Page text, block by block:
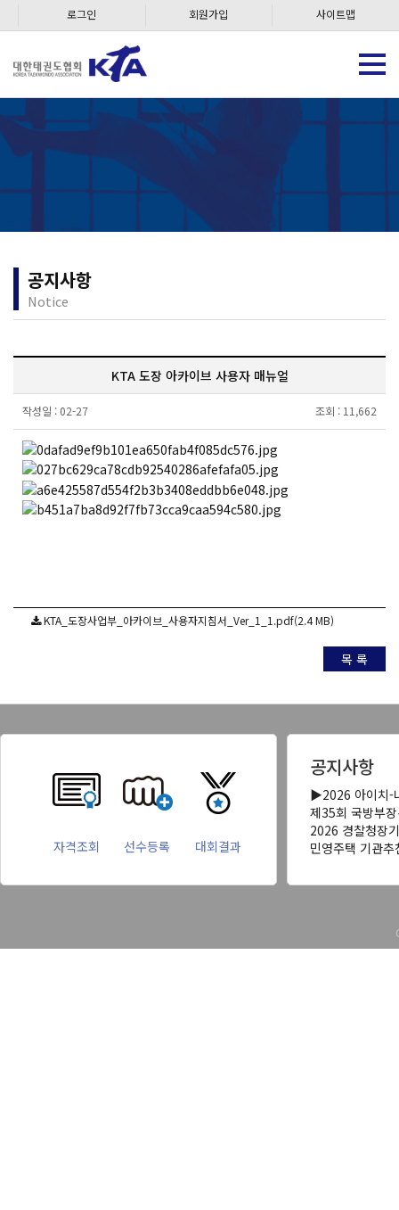
로그인 회원가입 사이트맵
공지사항
Notice
KTA 도장 아카이브 사용자 매뉴얼
작성일 : 02-27 조회 : 11,662
KTA_도장사업부_아카이브_사용자지침서_Ver_1_1.pdf(2.4 MB)
목 록
자격조회 선수등록 대회결과
공지사항
▶2026 아이치-
제35회 국방부
2026 경찰청장
민영주택 기관